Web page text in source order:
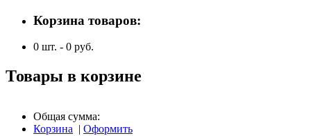
Корзина товаров:
0 шт. - 0 руб.
Товары в корзине
Общая сумма:
Корзина | Оформить